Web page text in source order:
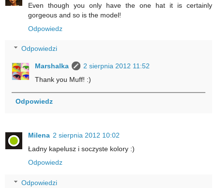
Even though you only have the one hat it is certainly
gorgeous and so is the model!
Odpowiedz
Odpowiedzi
Marshalka
2 sierpnia 2012 11:52
Thank you Muff! :)
Odpowiedz
Milena 2 sierpnia 2012 10:02
Ładny kapelusz i soczyste kolory :)
Odpowiedz
Odpowiedzi